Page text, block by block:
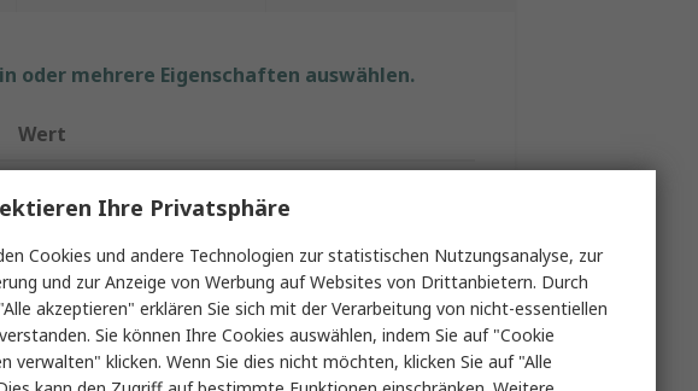
oder mehrere Eigenschaften auswählen.
Wert
Atmenschutz-Halbmaske
M/L
Ja
Ihre Privatsphäre
Cookies und andere Technologien zur statistischen Nutzungsanalyse, zur
und zur Anzeige von Werbung auf Websites von Drittanbietern. Durch
akzeptieren" erklären Sie sich mit der Verarbeitung von nicht-essentiellen
Sie können Ihre Cookies auswählen, indem Sie auf "Cookie
verwalten" klicken. Wenn Sie dies nicht möchten, klicken Sie auf "Alle